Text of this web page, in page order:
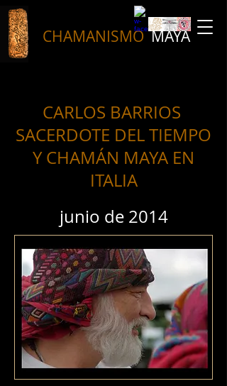
CHAMANISMOMAYA
CARLOS BARRIOS
SACERDOTE DEL TIEMPO
Y CHAMÁN MAYA EN
ITALIA
junio de 2014